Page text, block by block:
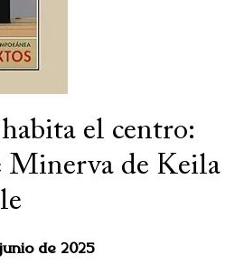
el centro:
Minerva de Keila
de 2025